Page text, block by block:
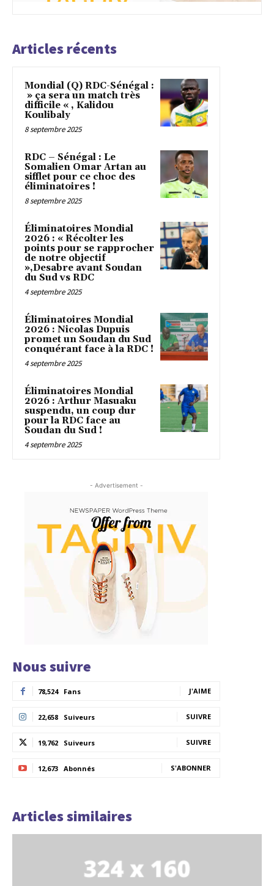
Articles récents
Mondial (Q) RDC-Sénégal :
» ça sera un match très
difficile « , Kalidou
Koulibaly
8 septembre 2025
RDC – Sénégal : Le
Somalien Omar Artan au
sifflet pour ce choc des
éliminatoires !
8 septembre 2025
Éliminatoires Mondial
2026 : « Récolter les
points pour se rapprocher
de notre objectif
»,Desabre avant Soudan
du Sud vs RDC
4 septembre 2025
Éliminatoires Mondial
2026 : Nicolas Dupuis
promet un Soudan du Sud
conquérant face à la RDC !
4 septembre 2025
Éliminatoires Mondial
2026 : Arthur Masuaku
suspendu, un coup dur
pour la RDC face au
Soudan du Sud !
4 septembre 2025
- Advertisement -
Nous suivre
78,524 Fans J'AIME
22,658 Suiveurs SUIVRE
19,762 Suiveurs SUIVRE
12,673 Abonnés S'ABONNER
Articles similaires